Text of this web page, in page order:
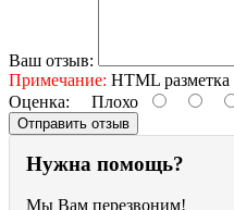
Ваш отзыв:
Примечание: HTML
Оценка: Плохо
Отправить отзыв
Нужна помощь?
Мы Вам перезвоним!